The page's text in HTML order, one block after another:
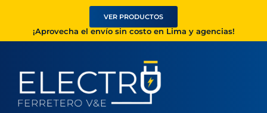
VER PRODUCTOS
¡Aprovecha el envío sin costo en Lima y agencias!